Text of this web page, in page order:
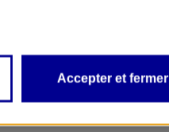
Accepter et fermer